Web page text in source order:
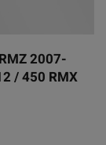
2007-
/ 450 RMX